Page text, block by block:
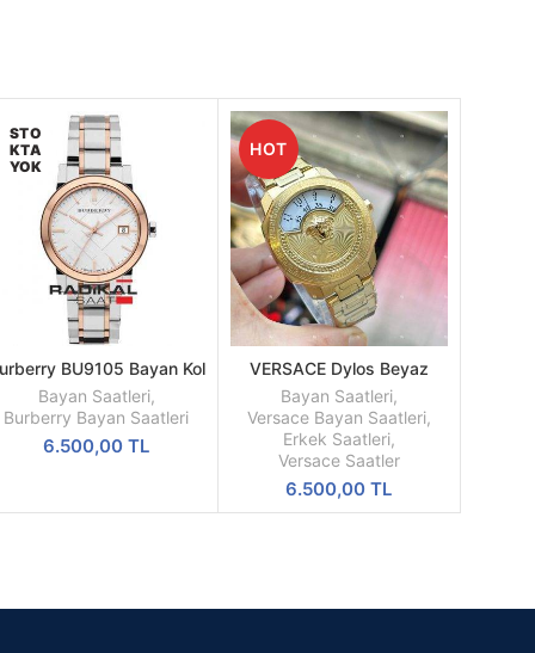
STO
KTA
YOK
DEVAMINI
OKU
BU9105 Bayan Kol
Saati
Bayan Saatleri,
Burberry Bayan Saatleri
6.500,00TL
HOT
SEPETE
EKLE
VERSACE Dylos Beyaz
Kadran Sarı Kasa
Bayan Saatleri,
Versace Bayan Saatleri,
Erkek Saatleri,
Versace Saatler
6.500,00TL